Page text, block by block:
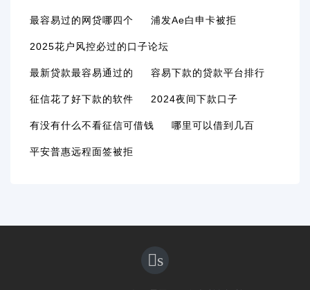
最容易过的网贷哪四个 浦发ae白申卡被拒
2025花户风控必过的口子论坛
最新贷款最容易通过的 容易下款的贷款平台排行
征信花了好下款的软件 2024夜间下款口子
有没有什么不看征信可借钱 哪里可以借到几百
平安普惠远程面签被拒
s